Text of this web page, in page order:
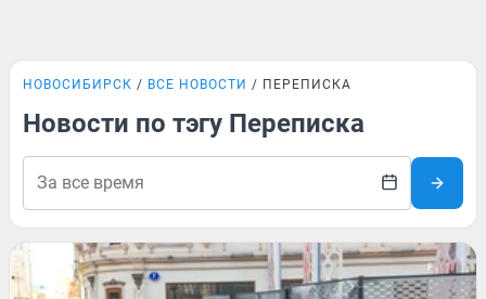
НОВОСИБИРСК ВСЕ НОВОСТИ ПЕРЕПИСКА
Новости по тэгу Переписка